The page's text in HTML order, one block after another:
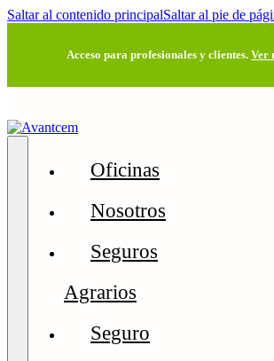
Saltar al contenido principalSaltar al pie de
Acceso para profesionales y clientes.Ver
Oficinas
Nosotros
Seguros
Agrarios
Seguro